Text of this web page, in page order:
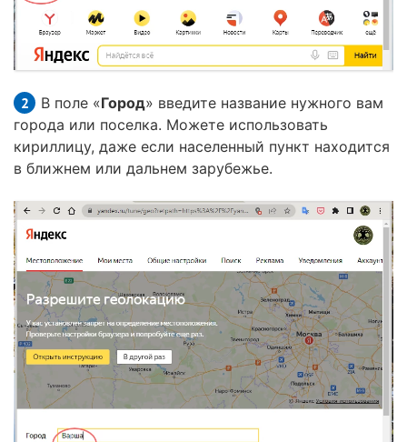
В поле «Город» введите название нужного вам
города или поселка. Можете использовать
кириллицу, даже если населенный пункт находится
в ближнем или дальнем зарубежье.